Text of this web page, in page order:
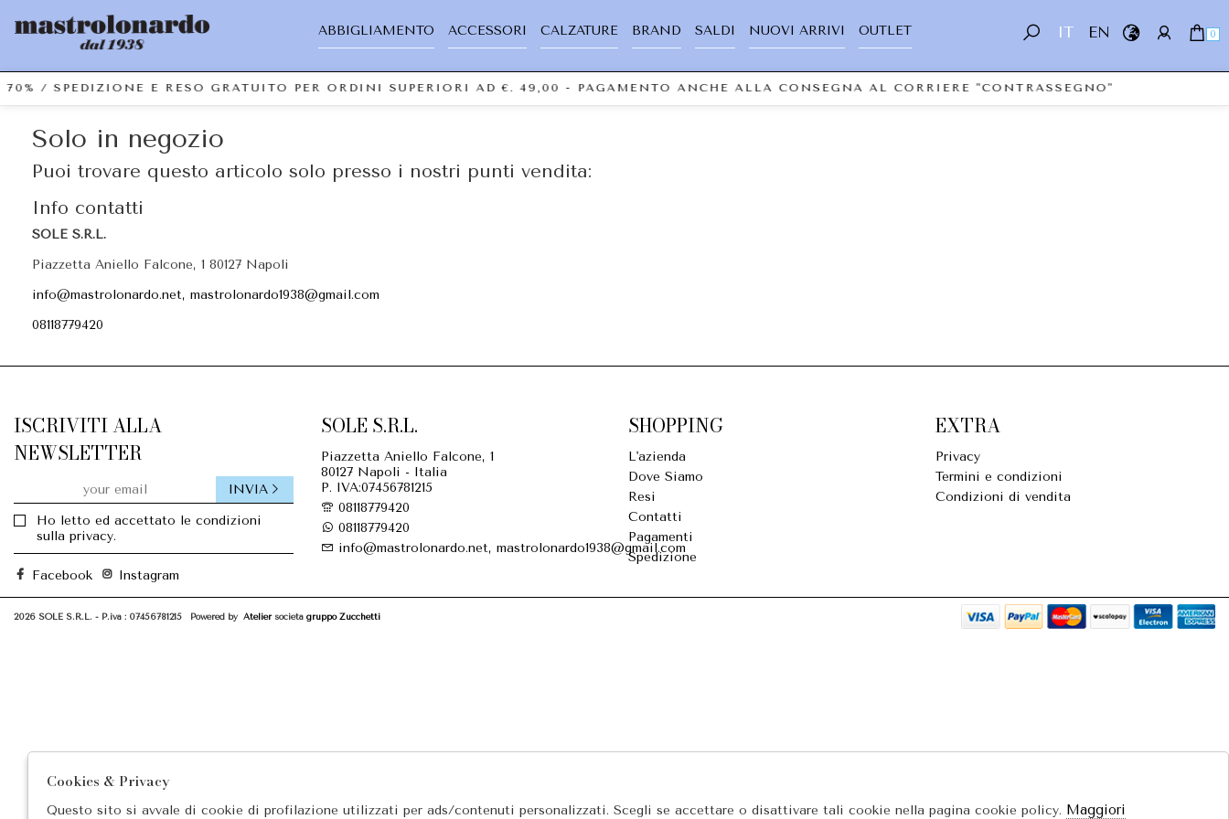
IT EN 0
ABBIGLIAMENTO ACCESSORI CALZATURE BRAND SALDI NUOVI ARRIVI OUTLET
/ SPEDIZIONE E RESO GRATUITO PER ORDINI SUPERIORI AD €. 49,00 - PAGAMENTO ANCHE ALLA CONSEGNA AL CORRIERE "CONTRASSEGNO"
Solo in negozio
Puoi trovare questo articolo solo presso i nostri punti vendita:
Info contatti
SOLE S.R.L.
Piazzetta Aniello Falcone, 1 80127 Napoli
info@mastrolonardo.net, mastrolonardo1938@gmail.com
08118779420
ISCRIVITI ALLA
NEWSLETTER
Ho letto ed accettato le condizioni
sulla privacy.
INVIA
Facebook Instagram
SOLE S.R.L.
Piazzetta Aniello Falcone, 1
80127 Napoli - Italia
P. IVA:07456781215
08118779420
08118779420
info@mastrolonardo.net, mastrolonardo1938@gmail.com
SHOPPING
L'azienda
Dove Siamo
Resi
Contatti
Pagamenti
Spedizione
EXTRA
Privacy
Termini e condizioni
Condizioni di vendita
2026 SOLE S.R.L. - P.iva : 07456781215 Powered by Ateliersocietà gruppo Zucchetti
Cookies & Privacy
Questo sito si avvale di cookie di profilazione utilizzati per ads/contenuti personalizzati. Scegli se accettare o disattivare tali cookie nella pagina cookie policy. Maggiori